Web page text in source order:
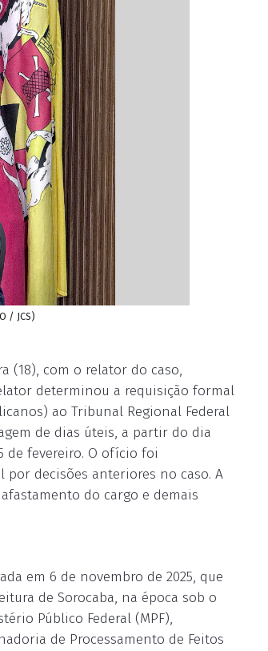
/ JCS)
(18), com o relator do caso,
determinou a requisição formal
ao Tribunal Regional Federal
de dias úteis, a partir do dia
de fevereiro. O ofício foi
por decisões anteriores no caso. A
do cargo e demais
em 6 de novembro de 2025, que
de Sorocaba, na época sob o
Público Federal (MPF),
de Processamento de Feitos